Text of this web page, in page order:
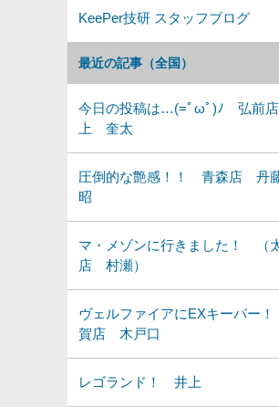
最近の記事（全国）
今日の投稿は…(=ﾟωﾟ)ﾉ 弘前
上 奎太
圧倒的な艶感！！ 青森店 丹
昭
マ・メゾンに行きました！ （
店 村瀬）
ヴェルファイアにEXキーパー
賀店 木戸口
レゴランド！ 井上
KeePer技研 スタッフブログ